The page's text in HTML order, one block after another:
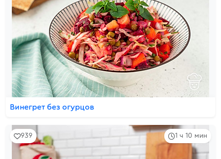
Винегрет без огурцов
1 ч 10 мин
939